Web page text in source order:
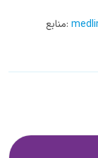
منابع: